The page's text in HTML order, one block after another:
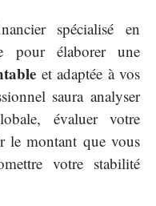
spécialisé en
pour élaborer une
et adaptée à vos
saura analyser
évaluer votre
le montant que vous
votre stabilité